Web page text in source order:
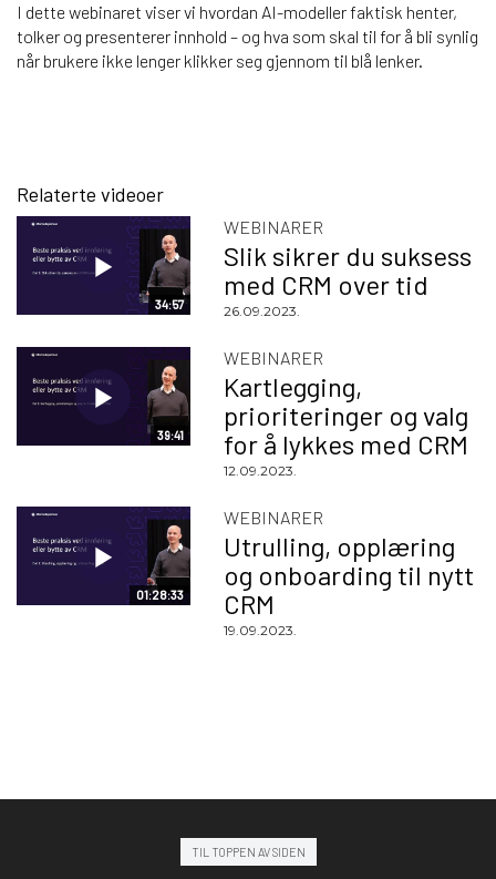
I dette webinaret viser vi hvordan AI-modeller faktisk henter,
tolker og presenterer innhold – og hva som skal til for å bli synlig
når brukere ikke lenger klikker seg gjennom til blå lenker.
Relaterte videoer
34:57
WEBINARER
Slik sikrer du suksess
med CRM over tid
26.09.2023.
39:41
WEBINARER
Kartlegging,
prioriteringer og valg
for å lykkes med CRM
12.09.2023.
01:28:33
WEBINARER
Utrulling, opplæring
og onboarding til nytt
CRM
19.09.2023.
TIL TOPPEN AV SIDEN